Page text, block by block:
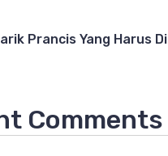
Prancis Yang Harus Di
Comments